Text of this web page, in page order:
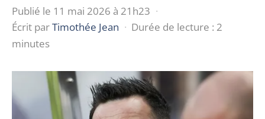
Publié le 11 mai 2026 à 21h23 ·
Écrit parTimothée Jean · Durée de lecture : 2
minutes